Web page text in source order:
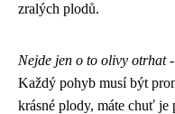
zralých plodů.
Nejde jen o to olivy otrhat
Každý pohyb musí být
krásné plody, máte chuť je